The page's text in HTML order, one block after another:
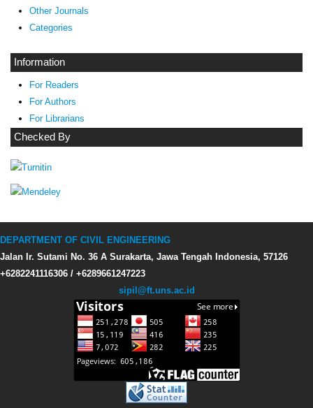
Other Journals
Categories
Information
For Readers
For Authors
For Librarians
Checked By
DEPARTMENT OF CIVIL ENGINEERING
Jalan Ir. Sutami No. 36 A Surakarta, Jawa Tengah Indonesia, 57126
+6282241116306 / +6289661247223
sipil@ft.uns.ac.id